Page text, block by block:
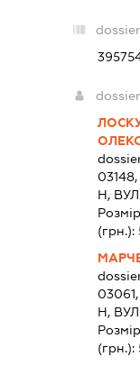
Н,
(грн.):
Н,
(грн.):